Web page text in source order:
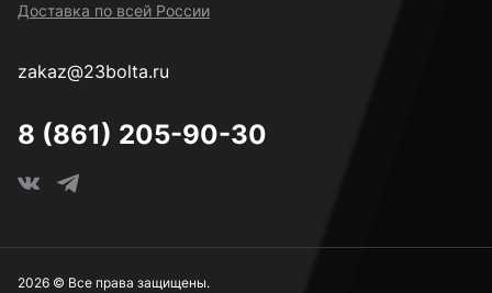
Доставка по всей России
zakaz@23bolta.ru
8 (861) 205-90-30
2026 © Все права защищены.